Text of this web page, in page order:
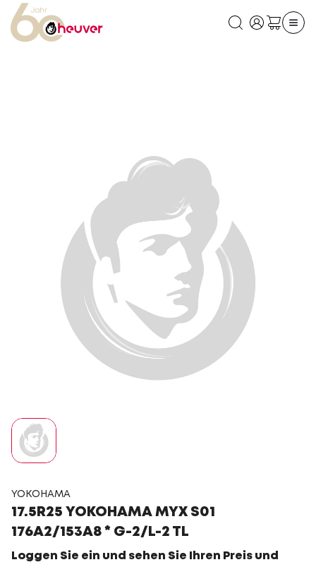
YOKOHAMA
17.5R25 YOKOHAMA MYX S01
176A2/153A8 * G-2/L-2 TL
Loggen Sie ein und sehen Sie Ihren Preis und